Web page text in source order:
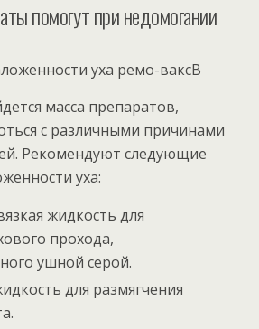
помогут при недомогании
В
масса препаратов,
с различными причинами
Рекомендуют следующие
уха:
жидкость для
прохода,
ушной серой.
для размягчения